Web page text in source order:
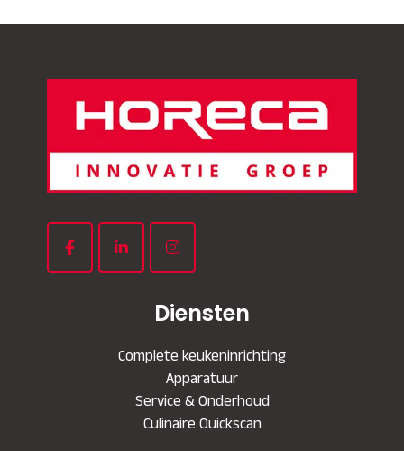
Diensten
Complete keukeninrichting
Apparatuur
Service & Onderhoud
Culinaire Quickscan